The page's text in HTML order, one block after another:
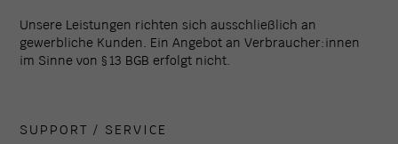
Unsere Leistungen richten sich ausschließlich an
gewerbliche Kunden. Ein Angebot an Verbraucher:innen
im Sinne von § 13 BGB erfolgt nicht.
SUPPORT / SERVICE